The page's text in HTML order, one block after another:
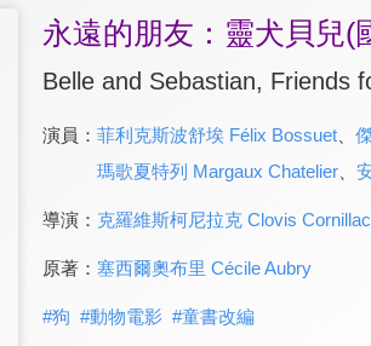
永遠的朋友：靈犬貝兒(
Belle and Sebastian, Friends
演員： 菲利克斯波舒埃 Félix Bossuet、
瑪歌夏特列 Margaux Chatelier、
導演： 克羅維斯柯尼拉克 Clovis Cornillac
原著： 塞西爾奧布里 Cécile Aubry
#狗 #動物電影 #童書改編